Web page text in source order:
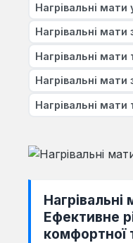
Нагрівальні мати
Нагрівальні мати
Нагрівальні
Нагрівальні мати
Нагрівальні
Ефективне
комфортної